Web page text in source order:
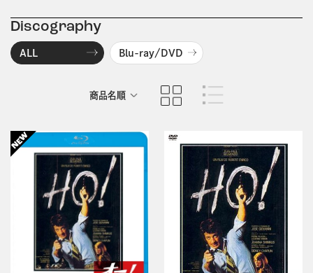
Discography
ALL Blu-ray/DVD
商品名順